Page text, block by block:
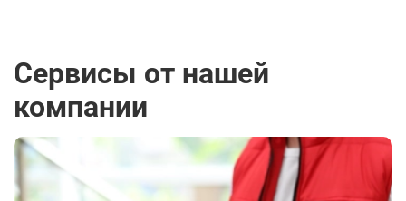
Сервисы от нашей
компании